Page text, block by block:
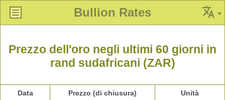
Bullion Rates
Prezzo dell'oro negli ultimi 60 giorni in
rand sudafricani (ZAR)
Data Prezzo (di chiusura) Unità